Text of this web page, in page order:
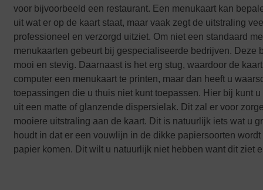
voor bijvoorbeeld een restaurant. Een menukaart kan
uit wat er op de kaart staat, maar vaak zegt de uitstraling
professioneel en verzorgd uitziet. Om niet een standaard
menukaarten gebeurt bij gespecialiseerde bedrijven. Deze
mooi en stevig. Daarnaast is het erg stug, waardoor de
computer een menukaart te printen, maar dan heeft u
toepassingen die u thuis niet kunt toepassen. Hier bij kunt
uit een matte of glanzende dispersielak. Dit zal er voor
mooiere uitstraling aan de kaart. Dit is natuurlijk iets wat u
houdt in dat er een vouwlijn in de dikke papiersoorten
papier komen. Dit wilt u natuurlijk niet hebben want dit ziet